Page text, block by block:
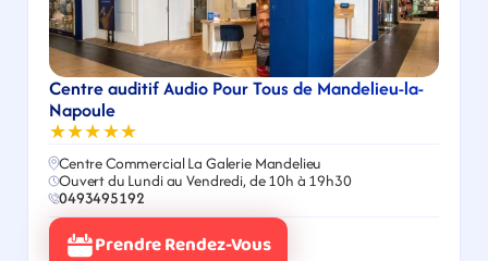
Centre auditif Audio Pour Tous de Mandelieu-la-
Napoule
★★★★★
Centre Commercial La Galerie Mandelieu
Ouvert du Lundi au Vendredi, de 10h à 19h30
0493495192
Prendre Rendez-Vous